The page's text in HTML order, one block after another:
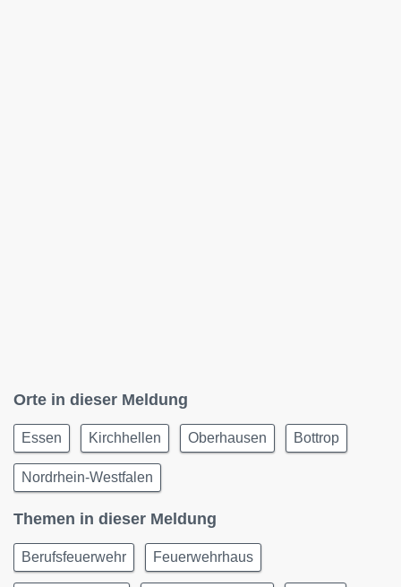
Orte in dieser Meldung
Essen Kirchhellen Oberhausen Bottrop
Nordrhein-Westfalen
Themen in dieser Meldung
Berufsfeuerwehr Feuerwehrhaus